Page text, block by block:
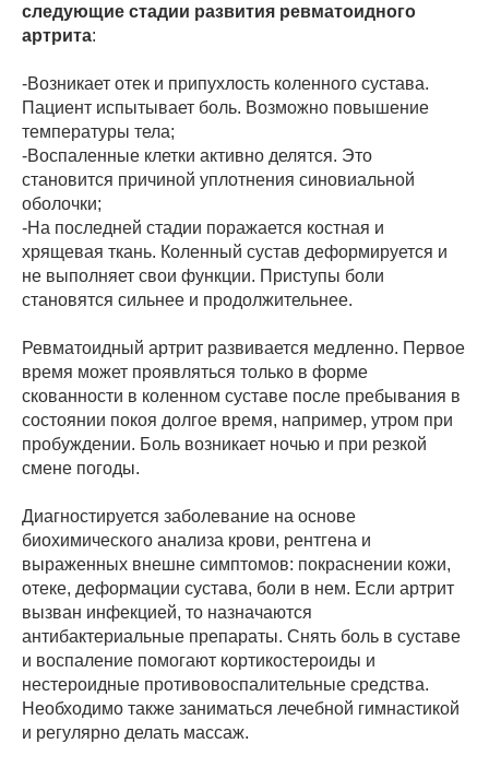
следующие стадии развития ревматоидного
артрита:
-Возникает отек и припухлость коленного сустава.
Пациент испытывает боль. Возможно повышение
температуры тела;
-Воспаленные клетки активно делятся. Это
становится причиной уплотнения синовиальной
оболочки;
-На последней стадии поражается костная и
хрящевая ткань. Коленный сустав деформируется и
не выполняет свои функции. Приступы боли
становятся сильнее и продолжительнее.
Ревматоидный артрит развивается медленно. Первое
время может проявляться только в форме
скованности в коленном суставе после пребывания в
состоянии покоя долгое время, например, утром при
пробуждении. Боль возникает ночью и при резкой
смене погоды.
Диагностируется заболевание на основе
биохимического анализа крови, рентгена и
выраженных внешне симптомов: покраснении кожи,
отеке, деформации сустава, боли в нем. Если артрит
вызван инфекцией, то назначаются
антибактериальные препараты. Снять боль в суставе
и воспаление помогают кортикостероиды и
нестероидные противовоспалительные средства.
Необходимо также заниматься лечебной гимнастикой
и регулярно делать массаж.